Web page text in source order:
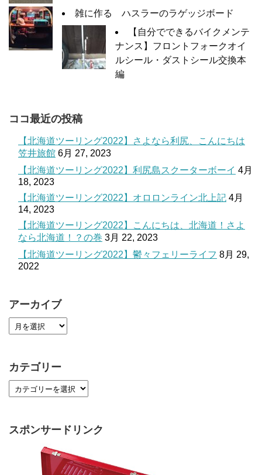
雑に作る ハスラーのラゲッジボード
【自分でできるバイクメンテ
ナンス】フロントフォークオイ
ルシール・ダストシール交換本
編
ココ最近の投稿
【北海道ツーリング2022】さよなら利尻、こんにちは
笠井旅館 6月 27, 2023
【北海道ツーリング2022】利尻島スクーターボーイ 4月
18, 2023
【北海道ツーリング2022】オロロンライン北上記 4月
14, 2023
【北海道ツーリング2022】こんにちは、北海道！さよ
なら北海道！？の巻 3月 22, 2023
【北海道ツーリング2022】鬱々フェリーライフ 8月 29,
2022
アーカイブ
カテゴリー
スポンサードリンク